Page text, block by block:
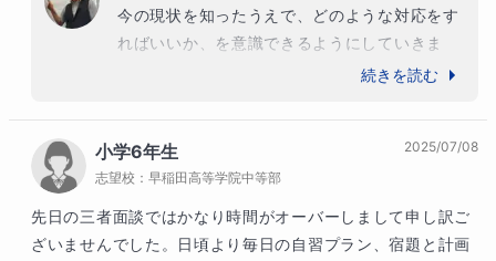
今の現状を知ったうえで、どのような対応をす
ればいいか、を意識できるようにしていきま
つ一つの課題をクリアーしていけるようにして
いきます。
これからもよろしくお願いいたします。
続きを読む
小学6年生
志望校： 早稲田高等学院中等部
2025/07/08
先日の三者面談ではかなり時間がオーバーしまして申し訳ご
ざいませんでした。日頃より毎日の自習プラン、宿題と計画